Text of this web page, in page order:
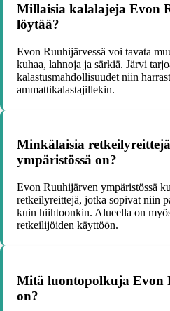
Millaisia kalalajeja Evon
löytää?
Evon Ruuhijärvessä voi tavata
kuhaa, lahnoja ja särkiä. Järvi
kalastusmahdollisuudet niin
ammattikalastajillekin.
Minkälaisia
ympäristössä on?
Evon Ruuhijärven ympäristössä
retkeilyreittejä, jotka sopivat niin
kuin hiihtoonkin. Alueella on
retkeilijöiden käyttöön.
Mitä luontopolkuja Evon
on?